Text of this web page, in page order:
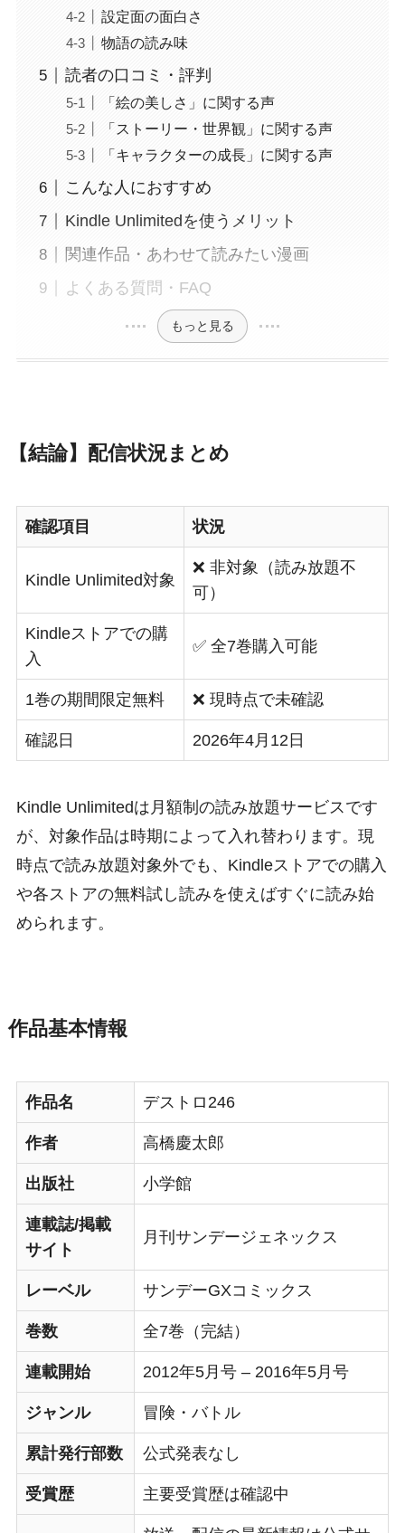
設定面の面白さ
物語の読み味
読者の口コミ・評判
「絵の美しさ」に関する声
「ストーリー・世界観」に関する声
「キャラクターの成長」に関する声
こんな人におすすめ
Kindle Unlimitedを使うメリット
関連作品・あわせて読みたい漫画
よくある質問・FAQ
もっと見る
【結論】配信状況まとめ
確認項目 状況
Kindle Unlimited対象
❌ 非対象（読み放題不
可）
Kindleストアでの購
入
✅ 全7巻購入可能
1巻の期間限定無料 ❌ 現時点で未確認
確認日 2026年4月12日
Kindle Unlimitedは月額制の読み放題サービスです
が、対象作品は時期によって入れ替わります。現
時点で読み放題対象外でも、Kindleストアでの購入
や各ストアの無料試し読みを使えばすぐに読み始
められます。
作品基本情報
作品名 デストロ246
作者 高橋慶太郎
出版社 小学館
連載誌/掲載
サイト
月刊サンデージェネックス
レーベル サンデーGXコミックス
巻数 全7巻（完結）
連載開始 2012年5月号 – 2016年5月号
ジャンル 冒険・バトル
累計発行部数 公式発表なし
受賞歴 主要受賞歴は確認中